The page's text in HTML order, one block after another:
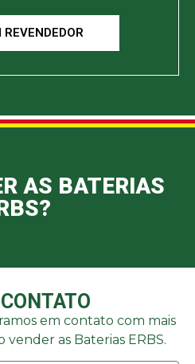
AS BATERIAS
em contato com mais
as Baterias ERBS.